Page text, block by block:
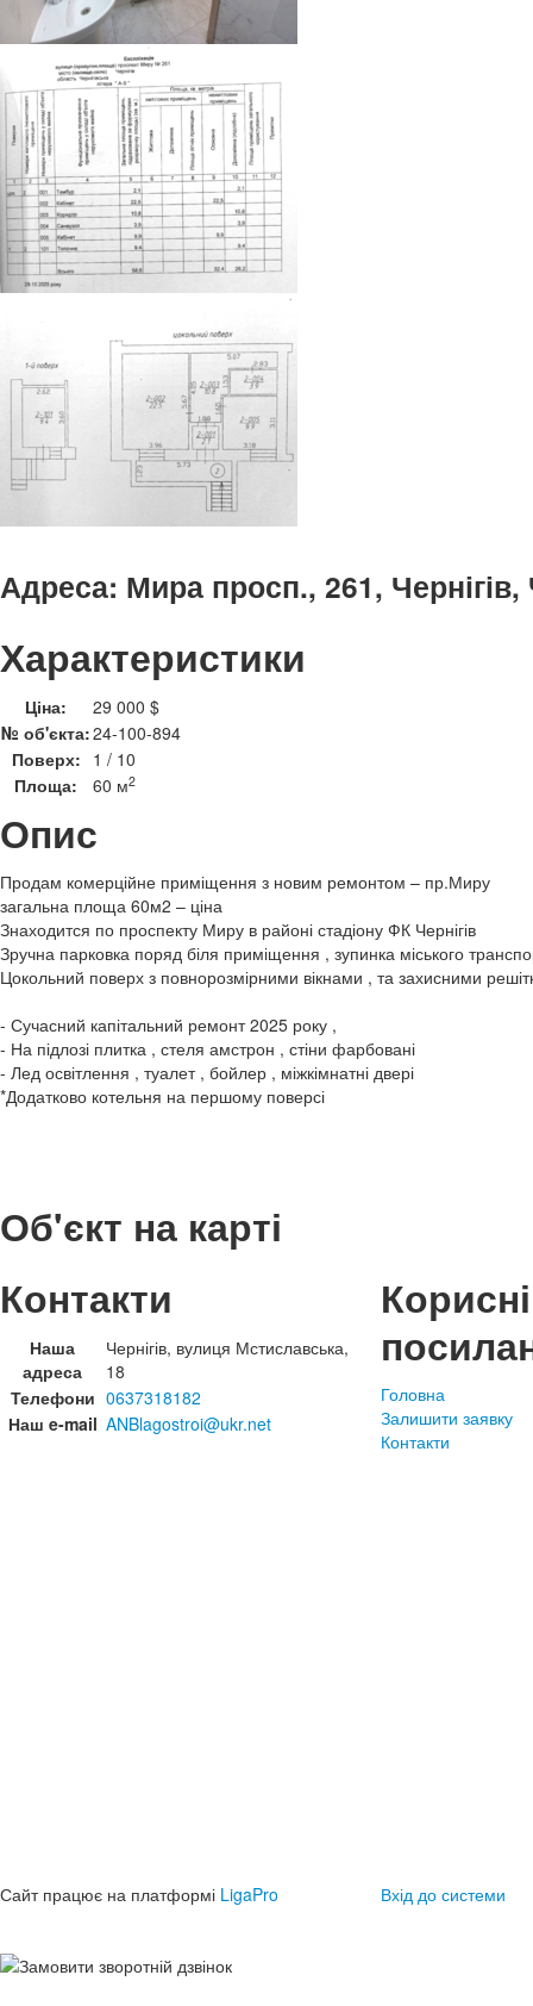
Адреса: Мира просп., 261, Чернігів,
Характеристики
Ціна:
29 000 $
№ об'єкта:24-100-894
Поверх: 1 / 10
Площа:
60 м2
Опис
Продам комерційне приміщення з новим ремонтом – пр.Миру
загальна площа 60м2 – ціна
Знаходится по проспекту Миру в районі стадіону ФК Чернігів
Зручна парковка поряд біля приміщення , зупинка міського
Цокольний поверх з повнорозмірними вікнами , та захисними
- Сучасний капітальний ремонт 2025 року ,
- На підлозі плитка , стеля амстрон , стіни фарбовані
- Лед освітлення , туалет , бойлер , міжкімнатні двері
*Додатково котельня на першому поверсі
Об'єкт на карті
Контакти
Наша
адреса
Чернігів, вулиця Мстиславська,
18
Телефони 0637318182
Наш e-mail ANBlagostroi@ukr.net
Корисні
Головна
Залишити заявку
Контакти
Сайт працює на платформі LigaPro Вхід до системи